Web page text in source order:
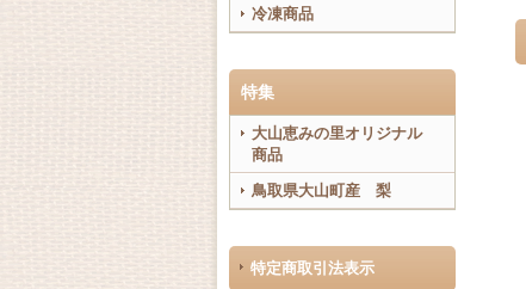
冷凍商品
特集
大山恵みの里オリジナル
商品
鳥取県大山町産 梨
特定商取引法表示